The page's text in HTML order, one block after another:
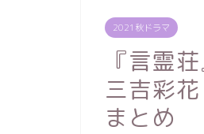
2021秋ドラマ
『言霊
三吉彩
まとめ